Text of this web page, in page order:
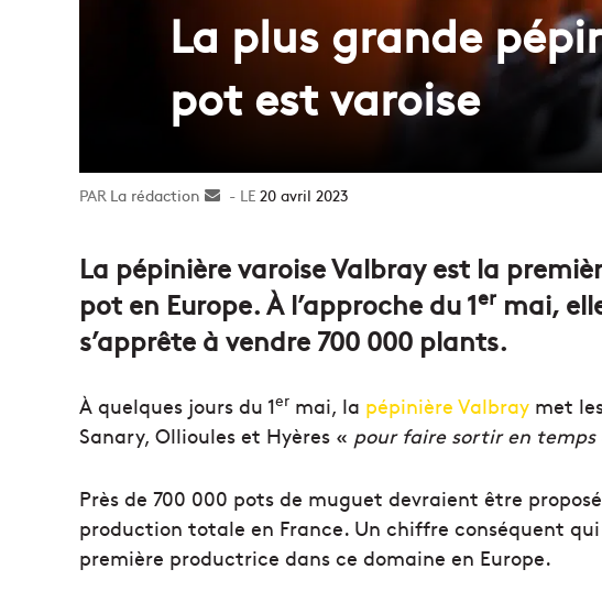
La plus grande
pot est varoise
La rédaction
Envoyer20 avril 2023
La pépinière varoise Valbray est la
pot en Europe. À l’approche du 1er mai,
s’apprête à vendre 700 000 plants.
À quelques jours du 1er mai, la pépinière Valbray met
Sanary, Ollioules et Hyères « pour faire sortir en
Près de 700 000 pots de muguet devraient être
production totale en France. Un chiffre conséquent
première productrice dans ce domaine en Europe.